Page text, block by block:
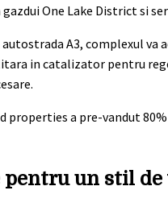
One Lake District si
A3, complexul
in catalizator pentru
pentru un stil